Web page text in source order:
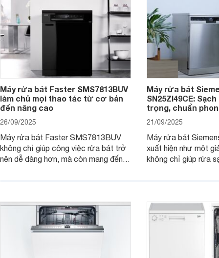
Máy rửa bát Faster SMS7813BUV
làm chủ mọi thao tác từ cơ bản
đến nâng cao
26/09/2025
Máy rửa bát Faster SMS7813BUV
không chỉ giúp công việc rửa bát trở
nên dễ dàng hơn, mà còn mang đến
sản phẩm này mang lại nhé.
Máy rửa bát
SN25ZI49CE:
trọng, chuẩn
21/09/2025
Máy rửa bát
xuất hiện như một
không chỉ giúp rửa
chúng tôi đi đánh
này nhé.